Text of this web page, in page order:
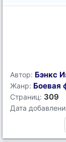
Автор: Бэнкс
Жанр: Боевая
Страниц: 309
Дата